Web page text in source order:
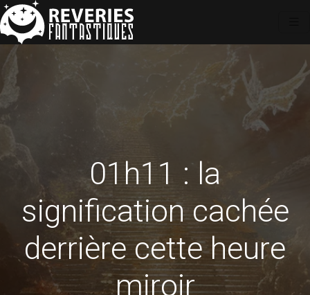
01h11 : la
signification cachée
derrière cette heure
miroir